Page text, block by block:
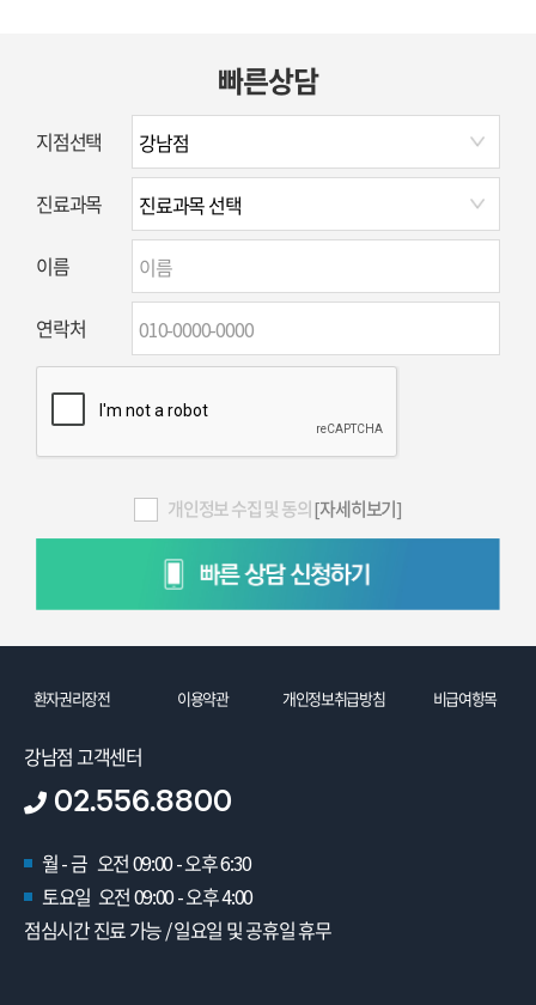
빠른상담
지점선택
진료과목
이름
연락처
개인정보 수집 및 동의[자세히보기]
환자권리장전 이용약관 개인정보취급방침 비급여항목
강남점 고객센터
02.556.8800
월 - 금 오전 09:00 - 오후 6:30
토요일 오전 09:00 - 오후 4:00
점심시간 진료 가능 / 일요일 및 공휴일 휴무